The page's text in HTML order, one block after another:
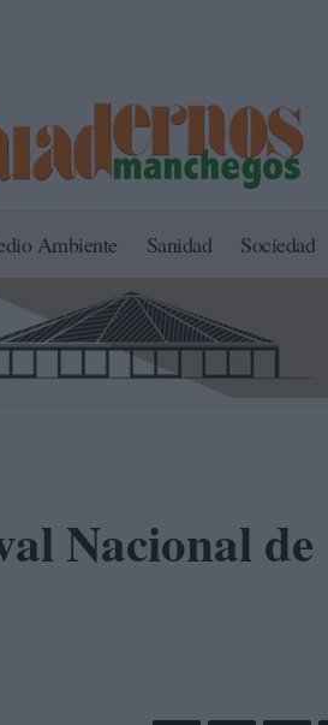
Ambiente Sanidad Sociedad
Nacional de